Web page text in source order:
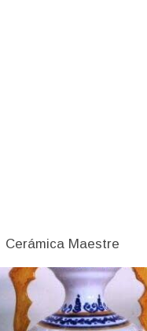
Cerámica Maestre